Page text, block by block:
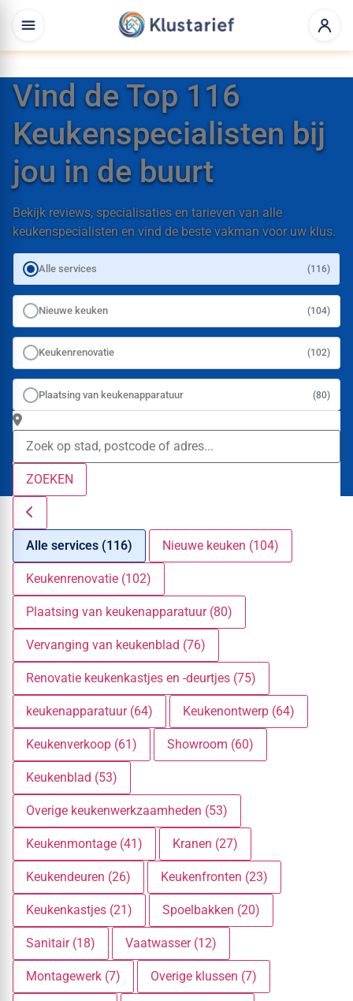
Vind de Top 116
Keukenspecialisten bij
jou in de buurt
Bekijk reviews, specialisaties en tarieven van alle
keukenspecialisten en vind de beste vakman voor uw klus.
Alle services (116)
Nieuwe keuken (104)
Keukenrenovatie (102)
Plaatsing van keukenapparatuur (80)
ZOEKEN
Alle services (116) Nieuwe keuken (104)
Keukenrenovatie (102)
Plaatsing van keukenapparatuur (80)
Vervanging van keukenblad (76)
Renovatie keukenkastjes en -deurtjes (75)
keukenapparatuur (64) Keukenontwerp (64)
Keukenverkoop (61) Showroom (60)
Keukenblad (53)
Overige keukenwerkzaamheden (53)
Keukenmontage (41) Kranen (27)
Keukendeuren (26) Keukenfronten (23)
Keukenkastjes (21) Spoelbakken (20)
Sanitair (18) Vaatwasser (12)
Montagewerk (7) Overige klussen (7)